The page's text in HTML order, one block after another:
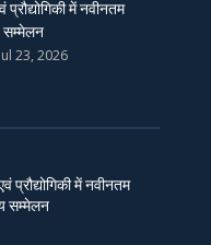
प्रौद्योगिकी में नवीनतम
सम्मेलन
Jul 23, 2026
प्रौद्योगिकी में नवीनतम
सम्मेलन